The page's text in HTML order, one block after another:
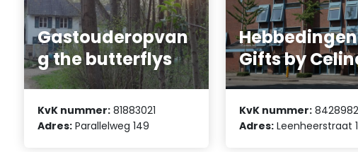
Gastouderopvan
g the butterflys
KvK nummer: 81883021
Adres: Parallelweg 149
Gifts by
KvK nummer:
Adres: Leenheerstraat